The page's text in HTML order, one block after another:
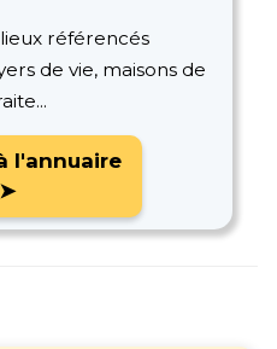
référencés
de vie, maisons de
l'annuaire
➤